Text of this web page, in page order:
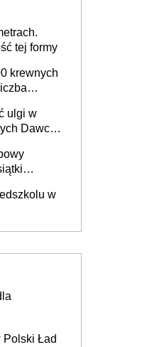
tej formy
krewnych
ulgi w
Dawców
w
Polski Ład